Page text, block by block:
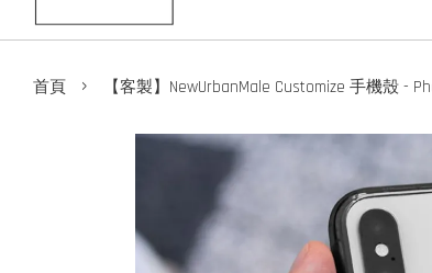
首頁 › 【客製】NewUrbanMale Customize 手機殼 -